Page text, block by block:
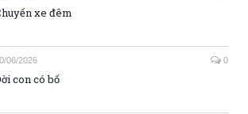
xe đêm
06/2026 0
con có bố